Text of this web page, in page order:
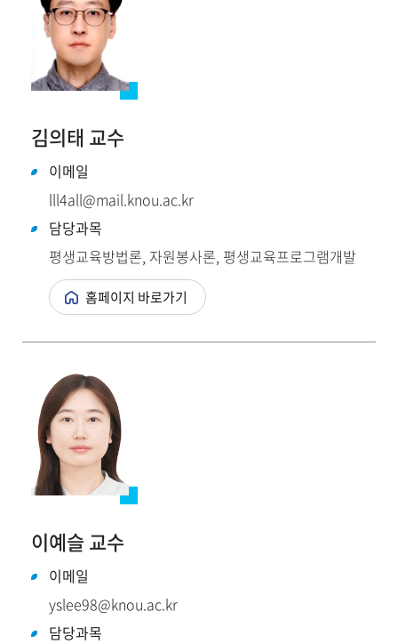
김의태 교수
이메일
lll4all@mail.knou.ac.kr
담당과목
평생교육방법론, 자원봉사론, 평생교육프로그램개발
홈페이지 바로가기
이예슬 교수
이메일
yslee98@knou.ac.kr
담당과목